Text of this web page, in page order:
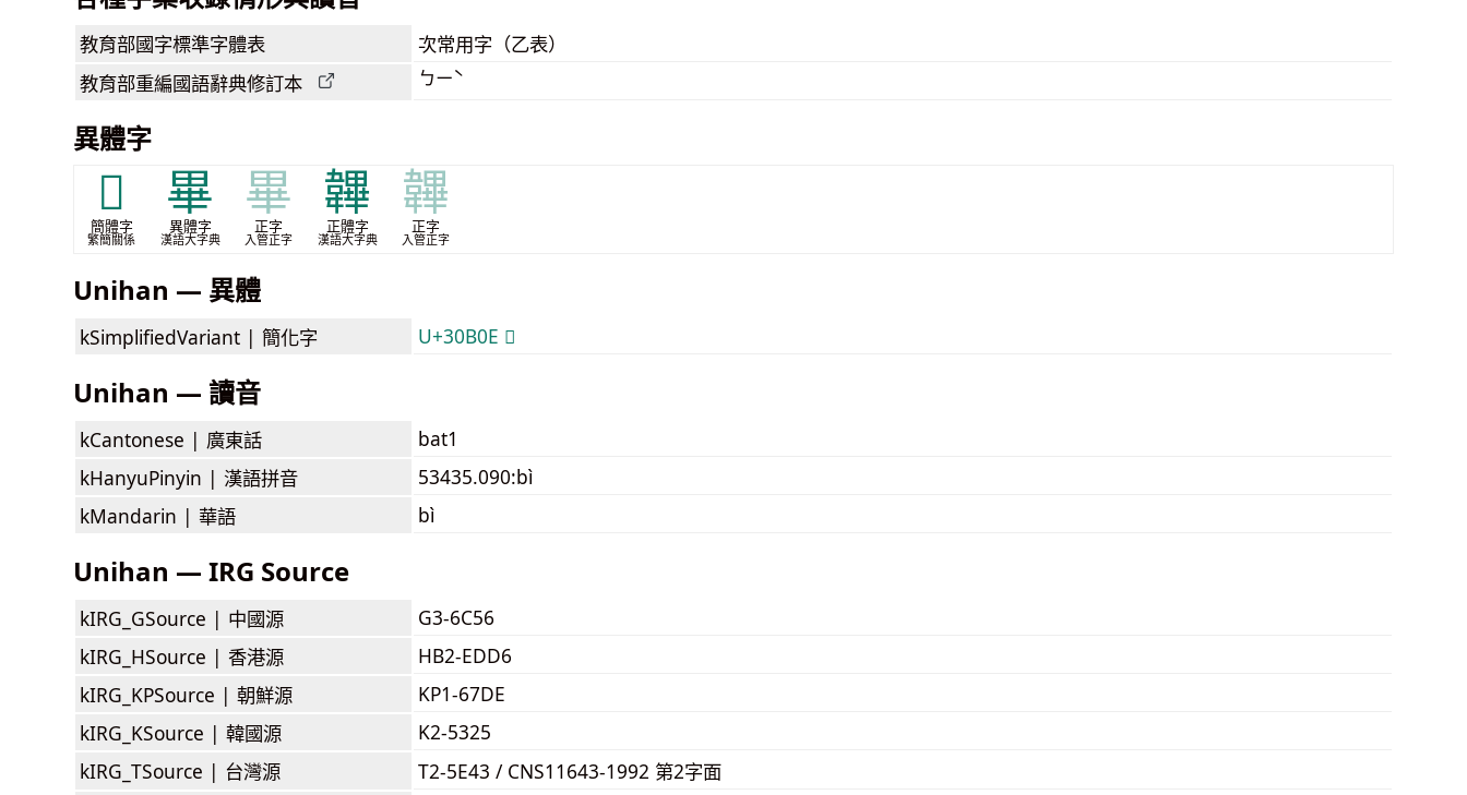
教育部國字標準字體表 次常用字（乙表）
教育部重編國語辭典修訂本 ㄅㄧˋ
異體字
𰬎
簡體字
繁簡關係
畢
異體字
漢語大字典
畢
正字
入管正字
韠
正體字
漢語大字典
韠
正字
入管正字
Unihan — 異體
kSimplifiedVariant | 簡化字 U+30B0E 𰬎
Unihan — 讀音
kCantonese | 廣東話
bat1
kHanyuPinyin | 漢語拼音
53435.090:bì
kMandarin | 華語 bì
Unihan — IRG Source
kIRG_GSource | 中國源
G3-6C56
kIRG_HSource | 香港源
HB2-EDD6
kIRG_KPSource | 朝鮮源
KP1-67DE
kIRG_KSource | 韓國源
K2-5325
kIRG_TSource | 台灣源
T2-5E43 / CNS11643-1992 第2字面